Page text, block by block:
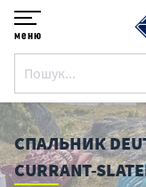
меню
СПАЛЬНИК
CURRANT-